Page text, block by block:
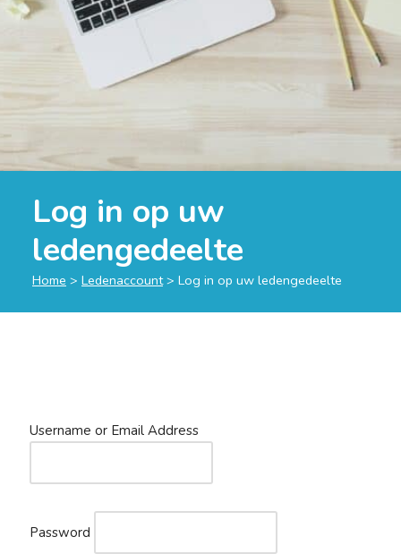
Log in op uw
ledengedeelte
Home > Ledenaccount> Log in op uw ledengedeelte
Username or Email Address
Password